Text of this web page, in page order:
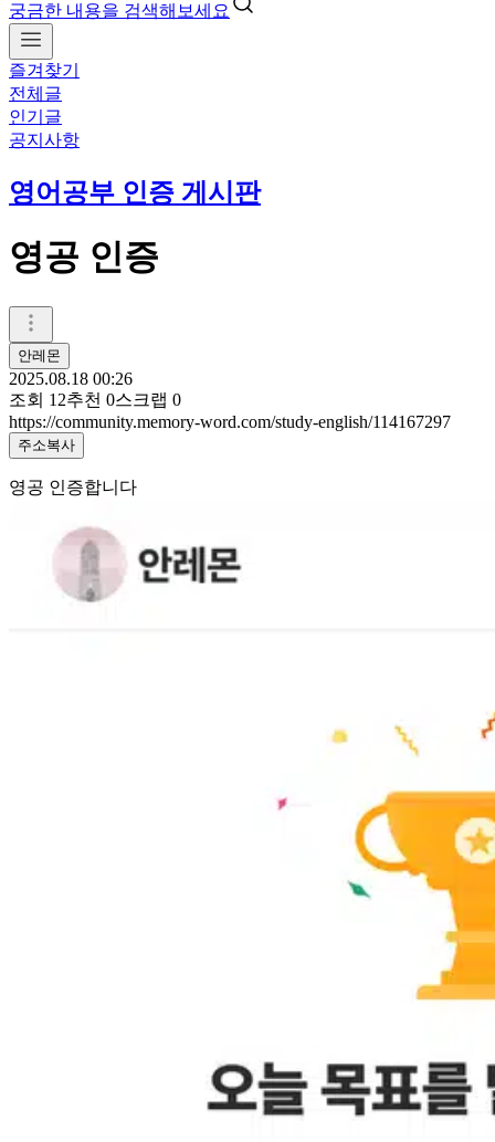
궁금한 내용을 검색해보세요
즐겨찾기
전체글
인기글
공지사항
영어공부 인증 게시판
영공 인증
안레몬
2025.08.18 00:26
조회 12추천 0스크랩 0
https://community.memory-word.com/study-english/114167297
주소복사
영공 인증합니다